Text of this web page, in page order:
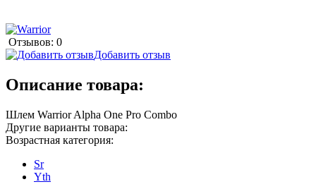
Отзывов: 0
Добавить отзыв
Описание товара:
Шлем Warrior Alpha One Pro Combo
Другие варианты товара:
Возрастная категория:
Sr
Yth